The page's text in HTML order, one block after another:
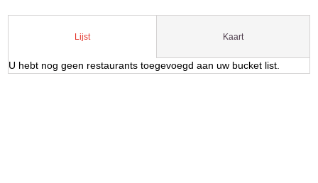
Lijst Kaart
U hebt nog geen restaurants toegevoegd aan uw bucket list.